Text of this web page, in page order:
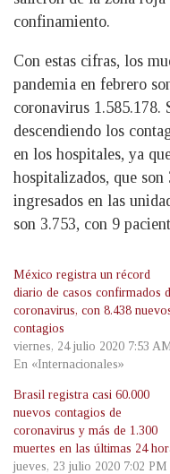
confinamiento.
Con estas cifras, los
pandemia en febrero
coronavirus 1.585.178.
descendiendo los
en los hospitales, ya
hospitalizados, que
ingresados en las
son 3.753, con 9
México registra un récord
diario de casos confirmados
coronavirus, con 8.438
contagios
viernes, 24 julio 2020 7:53
En «Internacionales»
Brasil registra casi 60.000
nuevos contagios de
coronavirus y más de 1.300
muertes en las últimas 24
jueves, 23 julio 2020 7:02 PM